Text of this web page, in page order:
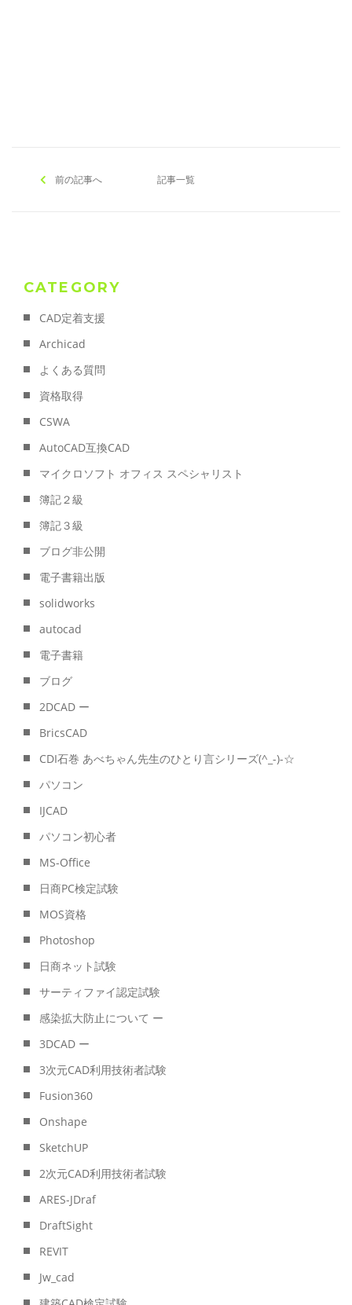
前の記事へ 記事一覧
CATEGORY
CAD定着支援
Archicad
よくある質問
資格取得
CSWA
AutoCAD互換CAD
マイクロソフト オフィス スペシャリスト
簿記２級
簿記３級
ブログ非公開
電子書籍出版
solidworks
autocad
電子書籍
ブログ
2DCAD ー
BricsCAD
CDI石巻 あべちゃん先生のひとり言シリーズ(^_-)-☆
パソコン
IJCAD
パソコン初心者
MS-Office
日商PC検定試験
MOS資格
Photoshop
日商ネット試験
サーティファイ認定試験
感染拡大防止について ー
3DCAD ー
3次元CAD利用技術者試験
Fusion360
Onshape
SketchUP
2次元CAD利用技術者試験
ARES-JDraf
DraftSight
REVIT
Jw_cad